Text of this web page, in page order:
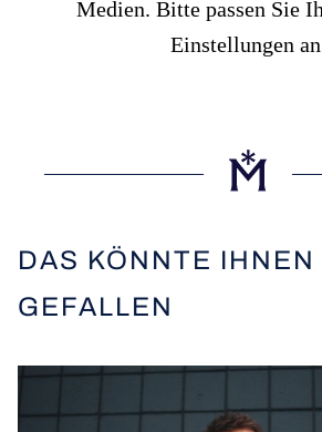
Medien. Bitte passen Sie
Einstellungen
DAS KÖNNTE IHNEN
GEFALLEN